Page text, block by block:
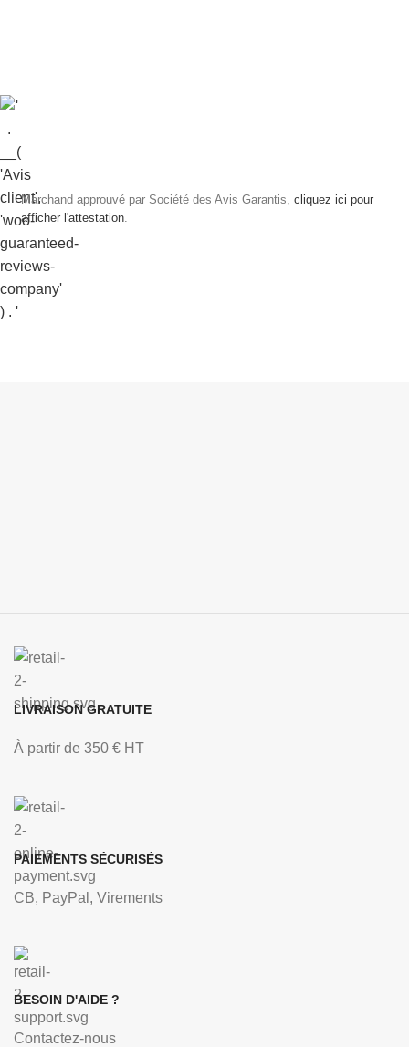
Marchand approuvé par Société des Avis Garantis, cliquez ici pour
afficher l'attestation
LIVRAISON GRATUITE
À partir de 350 € HT
PAIEMENTS SÉCURISÉS
CB, PayPal, Virements
BESOIN D'AIDE ?
Contactez-nous